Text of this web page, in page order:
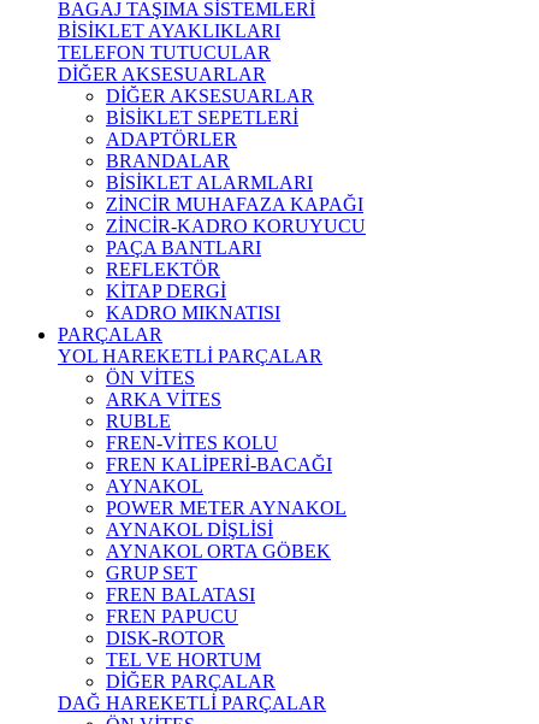
BAGAJ TAŞIMA SİSTEMLERİ
BİSİKLET AYAKLIKLARI
TELEFON TUTUCULAR
DİĞER AKSESUARLAR
DİĞER AKSESUARLAR
BİSİKLET SEPETLERİ
ADAPTÖRLER
BRANDALAR
BİSİKLET ALARMLARI
ZİNCİR MUHAFAZA KAPAĞI
ZİNCİR-KADRO KORUYUCU
PAÇA BANTLARI
REFLEKTÖR
KİTAP DERGİ
KADRO MIKNATISI
PARÇALAR
YOL HAREKETLİ PARÇALAR
ÖN VİTES
ARKA VİTES
RUBLE
FREN-VİTES KOLU
FREN KALİPERİ-BACAĞI
AYNAKOL
POWER METER AYNAKOL
AYNAKOL DİŞLİSİ
AYNAKOL ORTA GÖBEK
GRUP SET
FREN BALATASI
FREN PAPUCU
DISK-ROTOR
TEL VE HORTUM
DİĞER PARÇALAR
DAĞ HAREKETLİ PARÇALAR